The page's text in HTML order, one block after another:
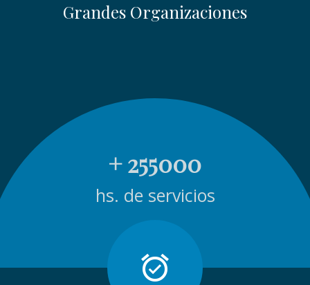
Grandes Organizaciones
+255000
hs. de servicios
alarm_on